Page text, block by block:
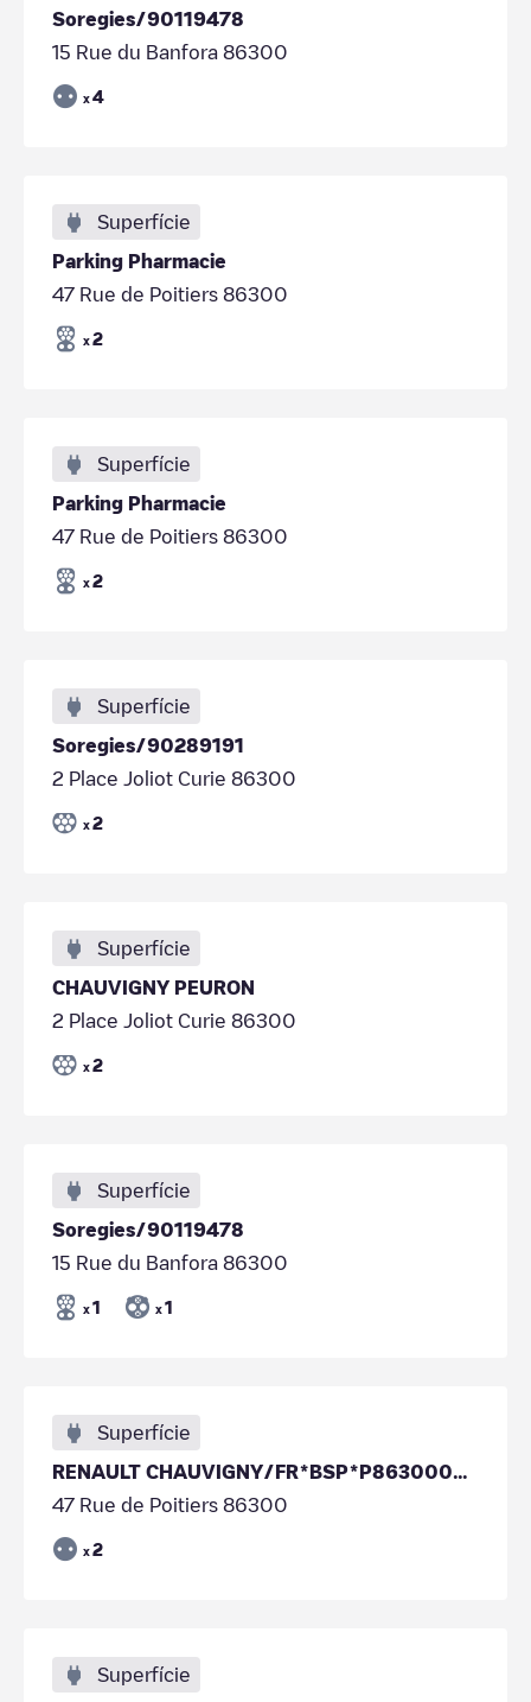
Soregies/90119478
15 Rue du Banfora 86300
x 4
Superfície
Parking Pharmacie
47 Rue de Poitiers 86300
x 2
Superfície
Parking Pharmacie
47 Rue de Poitiers 86300
x 2
Superfície
Soregies/90289191
2 Place Joliot Curie 86300
x 2
Superfície
CHAUVIGNY PEURON
2 Place Joliot Curie 86300
x 2
Superfície
Soregies/90119478
15 Rue du Banfora 86300
x 1 x 1
Superfície
RENAULT CHAUVIGNY/FR*BSP*P86300000000448
47 Rue de Poitiers 86300
x 2
Superfície